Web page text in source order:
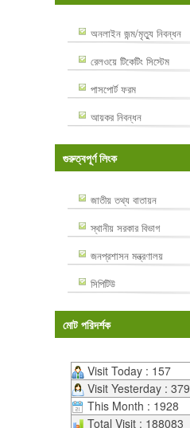
অনলাইন জন্ম/মৃত্যু নিবন্ধন
রেলওয়ে টিকেটিং সিস্টেম
পাসপোর্ট ফরম
আয়কর নিবন্ধন
গুরুত্বপূর্ণ লিংক
জাতীয় তথ্য বাতায়ন
স্থানীয় সরকার বিভাগ
জনপ্রশাসন মন্ত্রণালয়
সিপিটিউ
মোট পরিদর্শক
Visit Today : 157
Visit Yesterday : 379
This Month : 1928
Total Visit : 188083